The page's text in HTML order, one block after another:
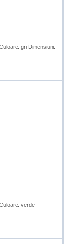
gri Dimensiuni:
verde